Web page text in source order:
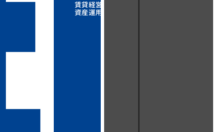
賃貸経営
資産運用